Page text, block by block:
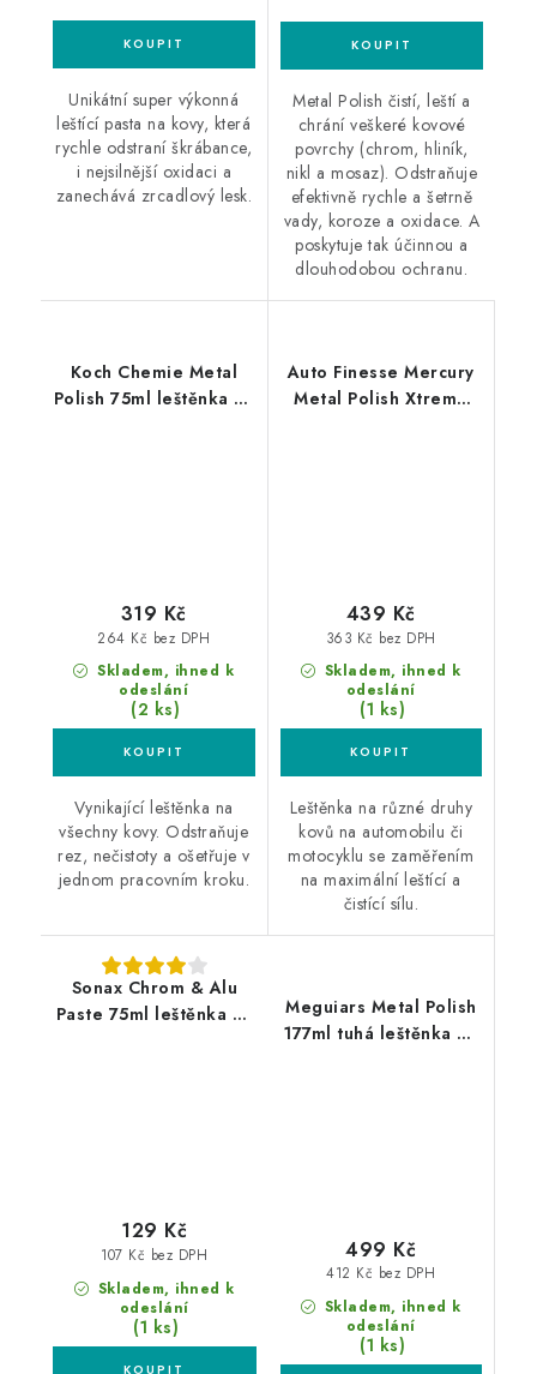
Unikátní super výkonná
leštící pasta na kovy, která
rychle odstraní škrábance,
i nejsilnější oxidaci a
zanechává zrcadlový lesk.
Metal Polish čistí, leští a
chrání veškeré kovové
povrchy (chrom, hliník,
nikl a mosaz). Odstraňuje
efektivně rychle a šetrně
vady, koroze a oxidace. A
poskytuje tak účinnou a
dlouhodobou ochranu.
Koch Chemie Metal
Polish 75ml leštěnka na
Skladem, ihned k
odeslání
(2 ks)
264 Kč bez DPH
319 Kč
Vynikající leštěnka na
všechny kovy. Odstraňuje
rez, nečistoty a ošetřuje v
jednom pracovním kroku.
Auto Finesse Mercury
Metal Polish Xtreme
Skladem, ihned k
odeslání
(1 ks)
363 Kč bez DPH
439 Kč
Leštěnka na různé druhy
kovů na automobilu či
motocyklu se zaměřením
na maximální leštící a
čistící sílu.
Sonax Chrom & Alu
Paste 75ml leštěnka na
Skladem, ihned k
odeslání
(1 ks)
107 Kč bez DPH
129 Kč
Meguiars Metal Polish
177ml tuhá leštěnka na
Skladem, ihned k
odeslání
(1 ks)
412 Kč bez DPH
499 Kč